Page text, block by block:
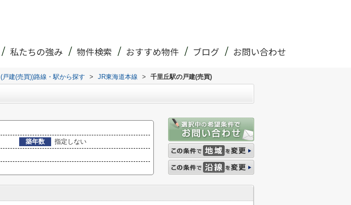
私たちの強み 物件検索 おすすめ物件 ブログ お問い合わせ
(戸建(売買))路線・駅から探す > JR東海道本線 > 千里丘駅の戸建(売買)
築年数
指定しない